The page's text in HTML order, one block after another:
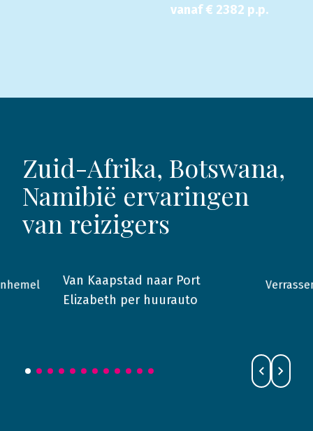
vanaf € 2382 p.p.
Zuid-Afrika, Botswana,
Namibië ervaringen
van reizigers
2014 Zuid-Afrika
Van Kaapstad naar Port
Elizabeth per huurauto
2015